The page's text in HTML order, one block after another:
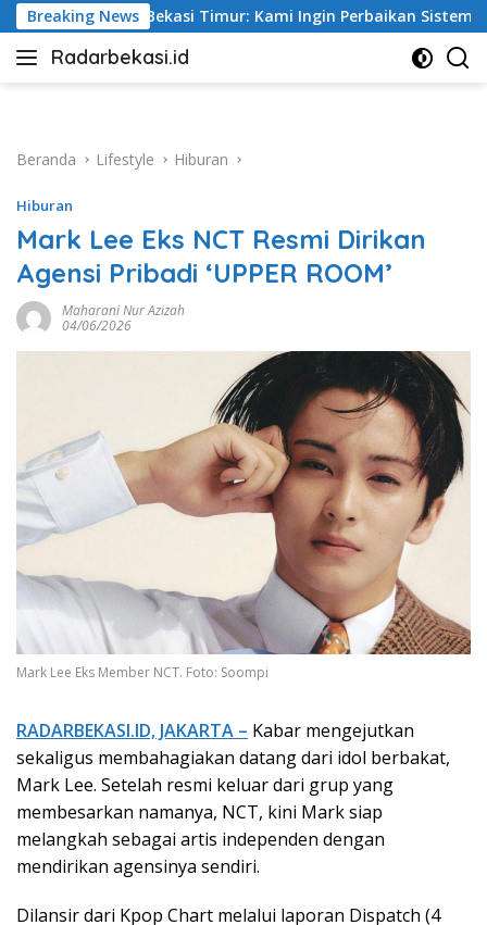
Langsung
ke
konten
Breaking News
Kami Ingin Perbaikan Sistem Keselamatan Lebih Dulu
Radarbekasi.id
Berita
Beranda
Lifestyle Hiburan
Hiburan
Mark Lee Eks NCT Resmi Dirikan
Agensi Pribadi ‘UPPER ROOM’
Maharani Nur Azizah
04/06/2026
Mark Lee Eks Member NCT. Foto: Soompi
RADARBEKASI.ID, JAKARTA – Kabar mengejutkan
sekaligus membahagiakan datang dari idol berbakat,
Mark Lee. Setelah resmi keluar dari grup yang
membesarkan namanya, NCT, kini Mark siap
melangkah sebagai artis independen dengan
mendirikan agensinya sendiri.
Dilansir dari Kpop Chart melalui laporan Dispatch (4